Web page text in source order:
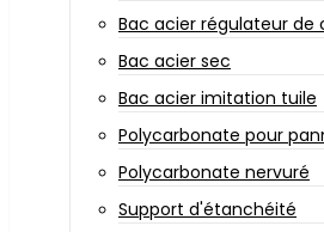
Bac acier régulateur de
Bac acier sec
Bac acier imitation tuile
Polycarbonate pour
Polycarbonate nervuré
Support d'étanchéité